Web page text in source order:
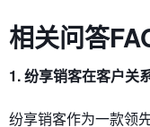
相关问答
1. 纷享销客在客户关
纷享销客作为一款领